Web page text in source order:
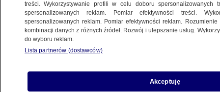
Znany fejk wykorzystany w dyskusji
o filmie braci Sekielskich
"Niezliczone jętki" – kampania
dezinformacyjna, której ślady
treści. Wykorzystywanie profili w celu doboru spersonalizowanych
spersonalizowanych reklam. Pomiar efektywności treści.
spersonalizowanych reklam. Pomiar efektywności reklam.
kombinacji danych z różnych źródeł. Rozwój i ulepszanie usług.
do wyboru reklam.
Lista partnerów (dostawców)
Akceptuję